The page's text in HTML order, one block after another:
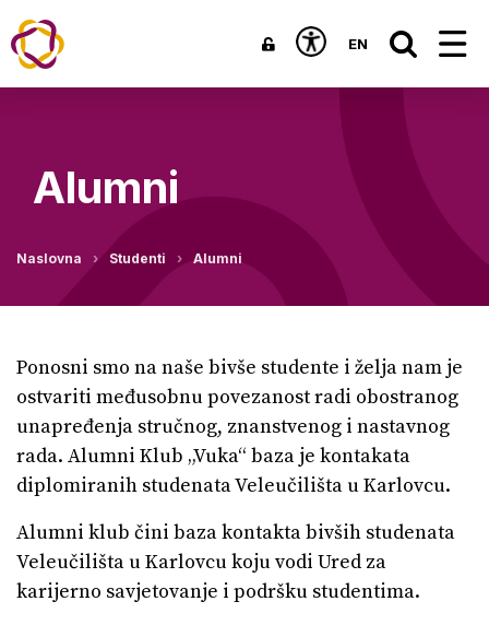
EN
Alumni
Naslovna Studenti Alumni
Ponosni smo na naše bivše studente i želja nam je
ostvariti međusobnu povezanost radi obostranog
unapređenja stručnog, znanstvenog i nastavnog
rada. Alumni Klub „Vuka“ baza je kontakata
diplomiranih studenata Veleučilišta u Karlovcu.
Alumni klub čini baza kontakta bivših studenata
Veleučilišta u Karlovcu koju vodi Ured za
karijerno savjetovanje i podršku studentima.